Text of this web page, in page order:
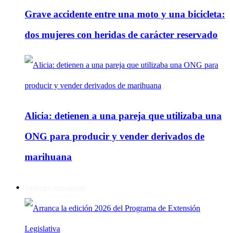
Grave accidente entre una moto y una bicicleta:
dos mujeres con heridas de carácter reservado
Alicia: detienen a una pareja que utilizaba una
ONG para producir y vender derivados de
marihuana